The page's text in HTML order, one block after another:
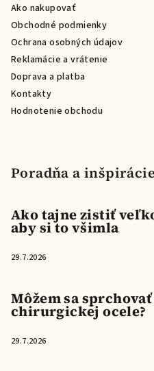
Ako nakupovať
Obchodné podmienky
Ochrana osobných údajov
Reklamácie a vrátenie
Doprava a platba
Kontakty
Hodnotenie obchodu
Poradňa a inšpirácie
Ako tajne zistiť
aby si to všimla
29.7.2026
Môžem sa
chirurgickej ocele?
29.7.2026